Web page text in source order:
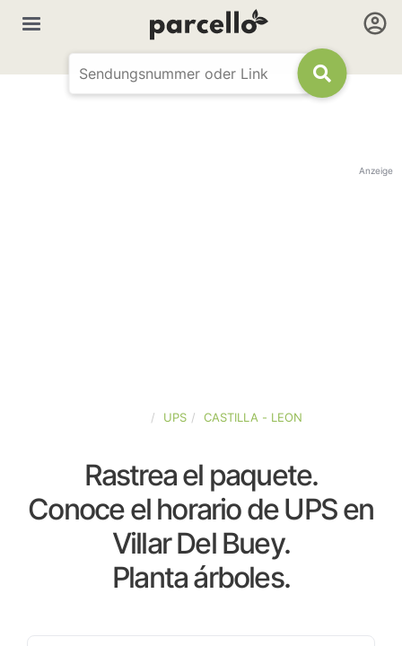
Anzeige
UPS CASTILLA - LEON
Rastrea el paquete.
Conoce el horario de UPS en
Villar Del Buey.
Planta árboles.